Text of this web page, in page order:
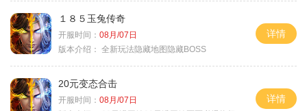
１８５玉兔传奇
开服时间： 08月/07日
版本介绍： 全新玩法隐藏地图隐藏BOSS
详情
20元变态合击
开服时间： 08月/07日
详情